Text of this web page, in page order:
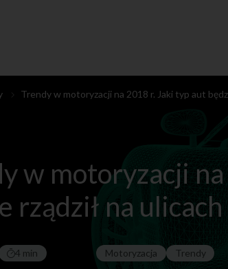
Trendy w motoryzacji na 2018 r. Jaki typ aut
w motoryzacji
rządził na
4 min Motoryzacja Trendy